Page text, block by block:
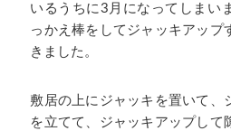
いるうちに3月になってしまい
っかえ棒をしてジャッキアップ
きました。
敷居の上にジャッキを置いて、
を立てて、ジャッキアップして